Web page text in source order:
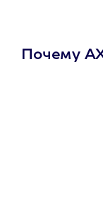
Почему